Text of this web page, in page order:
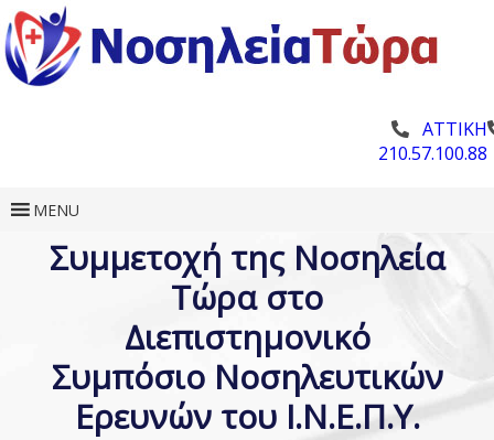
ΑΤΤΙΚΗ
210.57.100.88
MENU
Συμμετοχή της Νοσηλεία
Τώρα στο
Διεπιστημονικό
Συμπόσιο Νοσηλευτικών
Ερευνών του I.N.E.Π.Y.